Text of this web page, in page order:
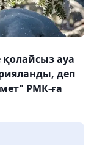
қолайсыз ауа
деп
РМК-ға